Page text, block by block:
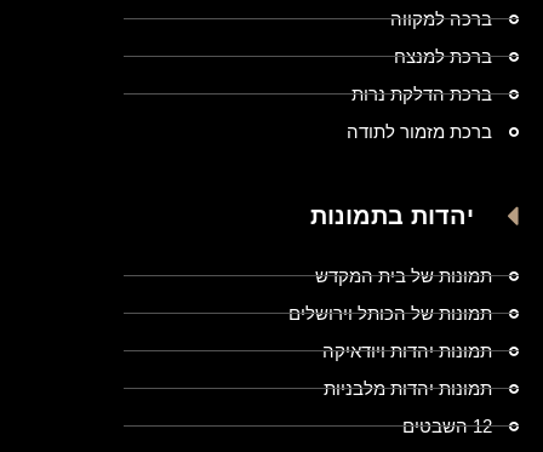
ברכה למקווה
ברכת למנצח
ברכת הדלקת נרות
ברכת מזמור לתודה
יהדות בתמונות
תמונות של בית המקדש
תמונות של הכותל וירושלים
תמונות יהדות ויודאיקה
תמונות יהדות מלבניות
12 השבטים